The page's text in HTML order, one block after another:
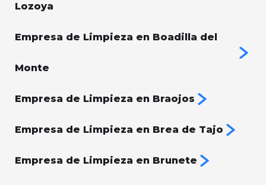
Lozoya
Empresa de Limpieza en Boadilla del
Monte
Empresa de Limpieza en Braojos
Empresa de Limpieza en Brea de Tajo
Empresa de Limpieza en Brunete